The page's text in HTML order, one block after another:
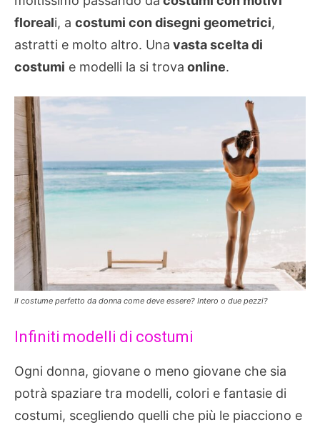
floreali, a costumi con disegni geometrici,
astratti e molto altro. Una vasta scelta di
costumi e modelli la si trova online.
Il costume perfetto da donna come deve essere? Intero o due pezzi?
Infiniti modelli di costumi
Ogni donna, giovane o meno giovane che sia
potrà spaziare tra modelli, colori e fantasie di
costumi, scegliendo quelli che più le piacciono e